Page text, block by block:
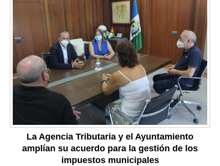
La Agencia Tributaria y el Ayuntamiento
amplían su acuerdo para la gestión de los
impuestos municipales